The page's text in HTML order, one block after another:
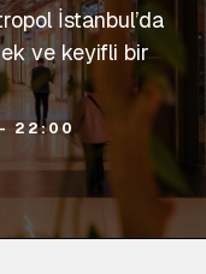
İstanbul’da
ve keyifli bir
22:00